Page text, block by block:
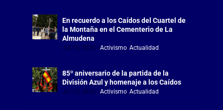
En recuerdo a los Caídos del Cuartel de
la Montaña en el Cementerio de La
Almudena
Jul 18, 2026 | Activismo, Actualidad
85º aniversario de la partida de la
División Azul y homenaje a los Caídos
Jul 15, 2026 | Activismo, Actualidad